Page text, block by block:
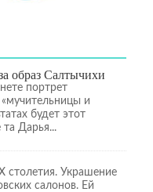
образ Салтычихи
портрет
и
будет этот
та Дарья...
столетия. Украшение
салонов. Ей